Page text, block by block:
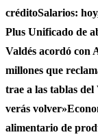
créditoSalarios:
Plus Unificado de
Valdés acordó con
millones que
trae a las tablas
verás volver»
alimentario de